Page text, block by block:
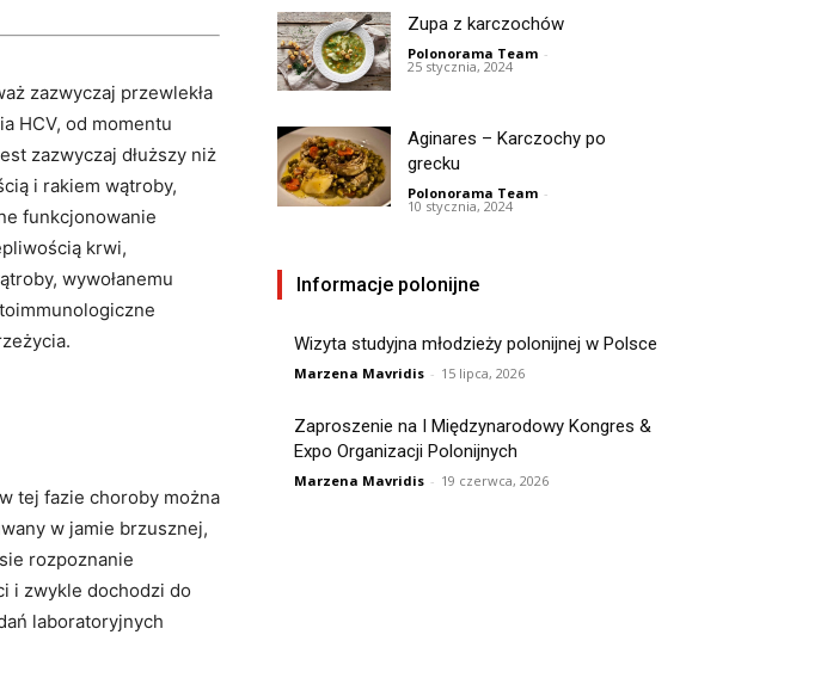
zazwyczaj przewlekła
HCV, od momentu
zazwyczaj dłuższy niż
i rakiem wątroby,
funkcjonowanie
krwi,
wywołanemu
tej fazie choroby można
w jamie brzusznej,
rozpoznanie
i zwykle dochodzi do
laboratoryjnych
Zupa z karczochów
Polonorama Team -
25 stycznia, 2024
Aginares – Karczochy po
grecku
Polonorama Team -
10 stycznia, 2024
Informacje polonijne
Wizyta studyjna młodzieży polonijnej w Polsce
Marzena Mavridis - 15 lipca, 2026
Zaproszenie na I Międzynarodowy Kongres &
Expo Organizacji Polonijnych
Marzena Mavridis - 19 czerwca, 2026